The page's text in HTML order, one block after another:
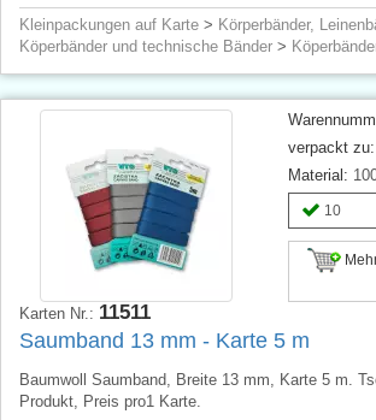
Kleinpackungen auf Karte > Körperbänder,
Köperbänder und technische Bänder >
verpackt zu:
Material:
10
Karten Nr.: 11511
Saumband 13 mm - Karte 5 m
Baumwoll Saumband, Breite 13 mm, Karte 5 m.
Produkt, Preis pro1 Karte.